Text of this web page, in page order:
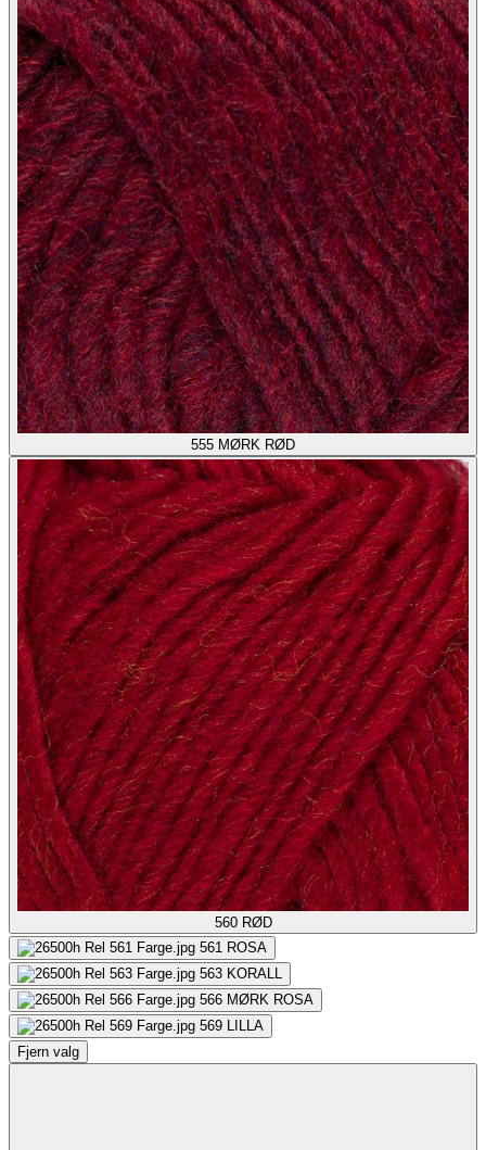
555 MØRK RØD
560 RØD
561 ROSA
563 KORALL
566 MØRK ROSA
569 LILLA
Fjern valg